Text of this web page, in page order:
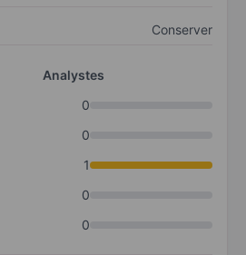
Conserver
Analystes
0
0
1
0
0